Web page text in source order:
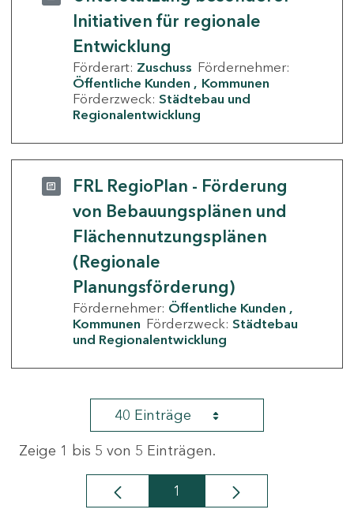
Initiativen für regionale
Entwicklung
Förderart: Zuschuss Fördernehmer:
Öffentliche Kunden
Kommunen
Förderzweck: Städtebau und
Regionalentwicklung
FRL RegioPlan - Förderung
von Bebauungsplänen und
Flächennutzungsplänen
(Regionale
Planungsförderung)
Fördernehmer: Öffentliche Kunden
Kommunen Förderzweck: Städtebau
und Regionalentwicklung
40 Einträge
Zeige 1 bis 5 von 5 Einträgen.
Seite
1